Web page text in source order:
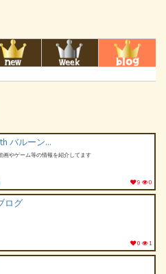
with balloons(with バルーンズ)
画やゲーム等の情報を紹介してます
9 0
ログ
0 1